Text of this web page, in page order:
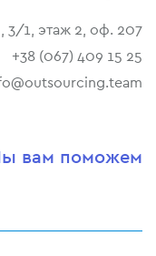
3/1, этаж 2, оф. 207
+38 (067) 409 15 25
вам поможем